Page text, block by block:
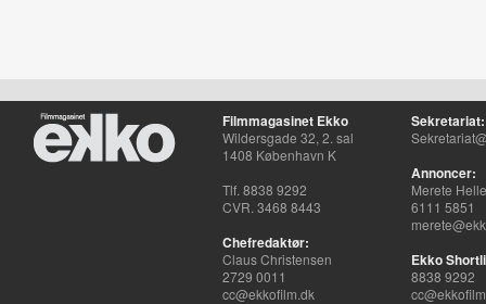
Filmmagasinet Ekko
Wildersgade 32, 2. sal
1408 København K
Tlf. 8838 9292
CVR. 3468 8443
Chefredaktør:
Claus Christensen
2729 0011
cc@ekkofilm.dk
Sekretariat:
Annoncer:
Merete
6111 5851
Ekko
8838 9292